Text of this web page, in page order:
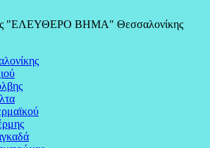
"ΕΛΕΥΘΕΡΟ ΒΗΜΑ" Θεσσαλονίκης